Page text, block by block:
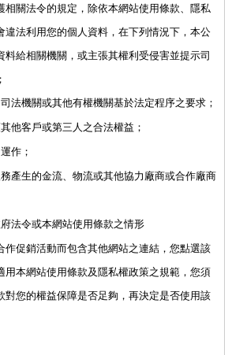
相關法令的規定，除依本網站使用條款、隱私
違法利用您的個人資料，在下列情況下，本公
料給相關機關，或主張其權利受侵害並提示司
法機關或其他有權機關基於法定程序之要求；
他客戶或第三人之合法權益；
作；
產生的金流、物流或其他協力廠商或合作廠商
法令或本網站使用條款之情形
作促銷活動而包含其他網站之連結，您點選該
用本網站使用條款及隱私權政策之規範，您須
對您的權益保障是否足夠，再決定是否使用該